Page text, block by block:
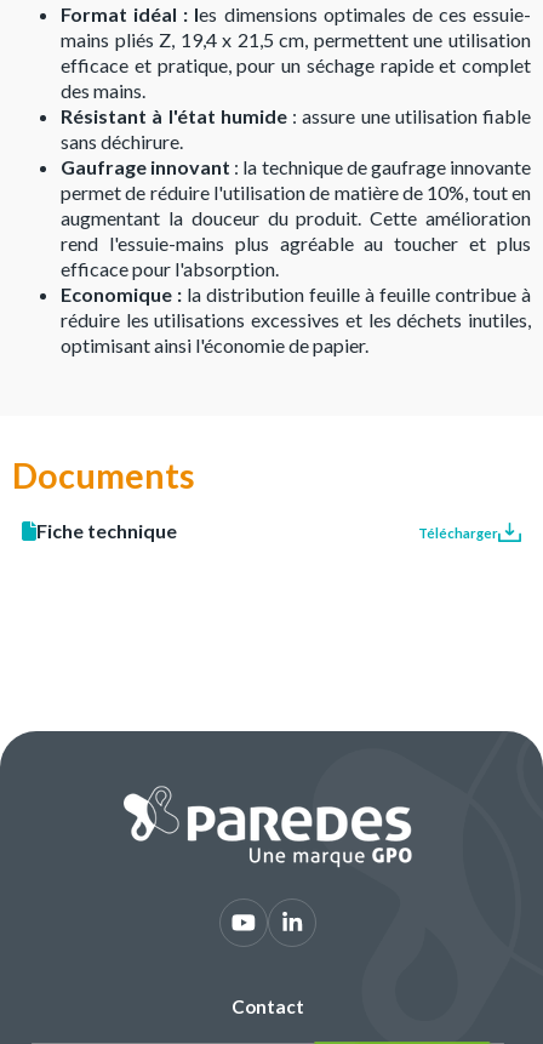
Format idéal : les dimensions optimales de ces essuie-
mains pliés Z, 19,4 x 21,5 cm, permettent une utilisation
efficace et pratique, pour un séchage rapide et complet
des mains.
Résistant à l'état humide : assure une utilisation fiable
sans déchirure.
Gaufrage innovant : la technique de gaufrage innovante
permet de réduire l'utilisation de matière de 10%, tout en
augmentant la douceur du produit. Cette amélioration
rend l'essuie-mains plus agréable au toucher et plus
efficace pour l'absorption.
Economique : la distribution feuille à feuille contribue à
réduire les utilisations excessives et les déchets inutiles,
optimisant ainsi l'économie de papier.
Documents
Fiche technique Télécharger
Contact